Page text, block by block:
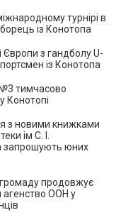
турнірі в
із Конотопа
Європи з гандболу U-
із Конотопа
тимчасово
Конотопі
з новими книжками
ім С. І.
запрошують юних
продовжує
агенство ООН у